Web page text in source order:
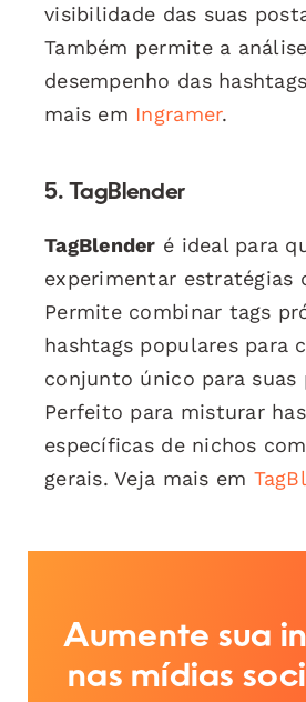
visibilidade das suas
Também permite a
desempenho das
mais em Ingramer.
5. TagBlender
TagBlender é ideal para
experimentar estratégias
Permite combinar tags
hashtags populares para
conjunto único para suas
Perfeito para misturar
específicas de nichos
gerais. Veja mais em
Aumente sua
nas mídias